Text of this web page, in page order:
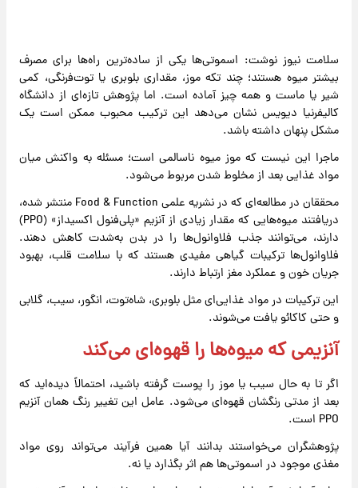
سلامت نیوز نوشت:‌ اسموتی‌ها یکی از ساده‌ترین راه‌ها برای مصرف
بیشتر میوه هستند؛ چند تکه موز، مقداری بلوبری یا توت‌فرنگی، کمی
شیر یا ماست و همه چیز آماده است. اما پژوهش تازه‌ای از دانشگاه
کالیفرنیا دیویس نشان می‌دهد این ترکیب محبوب ممکن است یک
مشکل پنهان داشته باشد.
ماجرا این نیست که موز میوه ناسالمی است؛ مسئله به واکنش میان
مواد غذایی بعد از مخلوط شدن مربوط می‌شود.
محققان در مطالعه‌ای که در نشریه علمی Food & Function منتشر شده،
دریافتند میوه‌هایی که مقدار زیادی از آنزیم «پلی‌فنول اکسیداز» (PPO)
دارند، می‌توانند جذب فلاوانول‌ها را در بدن به‌شدت کاهش دهند.
فلاوانول‌ها ترکیبات گیاهی مفیدی هستند که با سلامت قلب، بهبود
جریان خون و عملکرد مغز ارتباط دارند.
این ترکیبات در مواد غذایی‌ای مثل بلوبری، شاه‌توت، انگور، سیب، گلابی
و حتی کاکائو یافت می‌شوند.
آنزیمی که میوه‌ها را قهوه‌ای می‌کند
اگر تا به حال سیب یا موز را پوست گرفته باشید، احتمالاً دیده‌اید که
بعد از مدتی رنگشان قهوه‌ای می‌شود. عامل این تغییر رنگ همان آنزیم
PPO است.
پژوهشگران می‌خواستند بدانند آیا همین فرآیند می‌تواند روی مواد
مغذی موجود در اسموتی‌ها هم اثر بگذارد یا نه.